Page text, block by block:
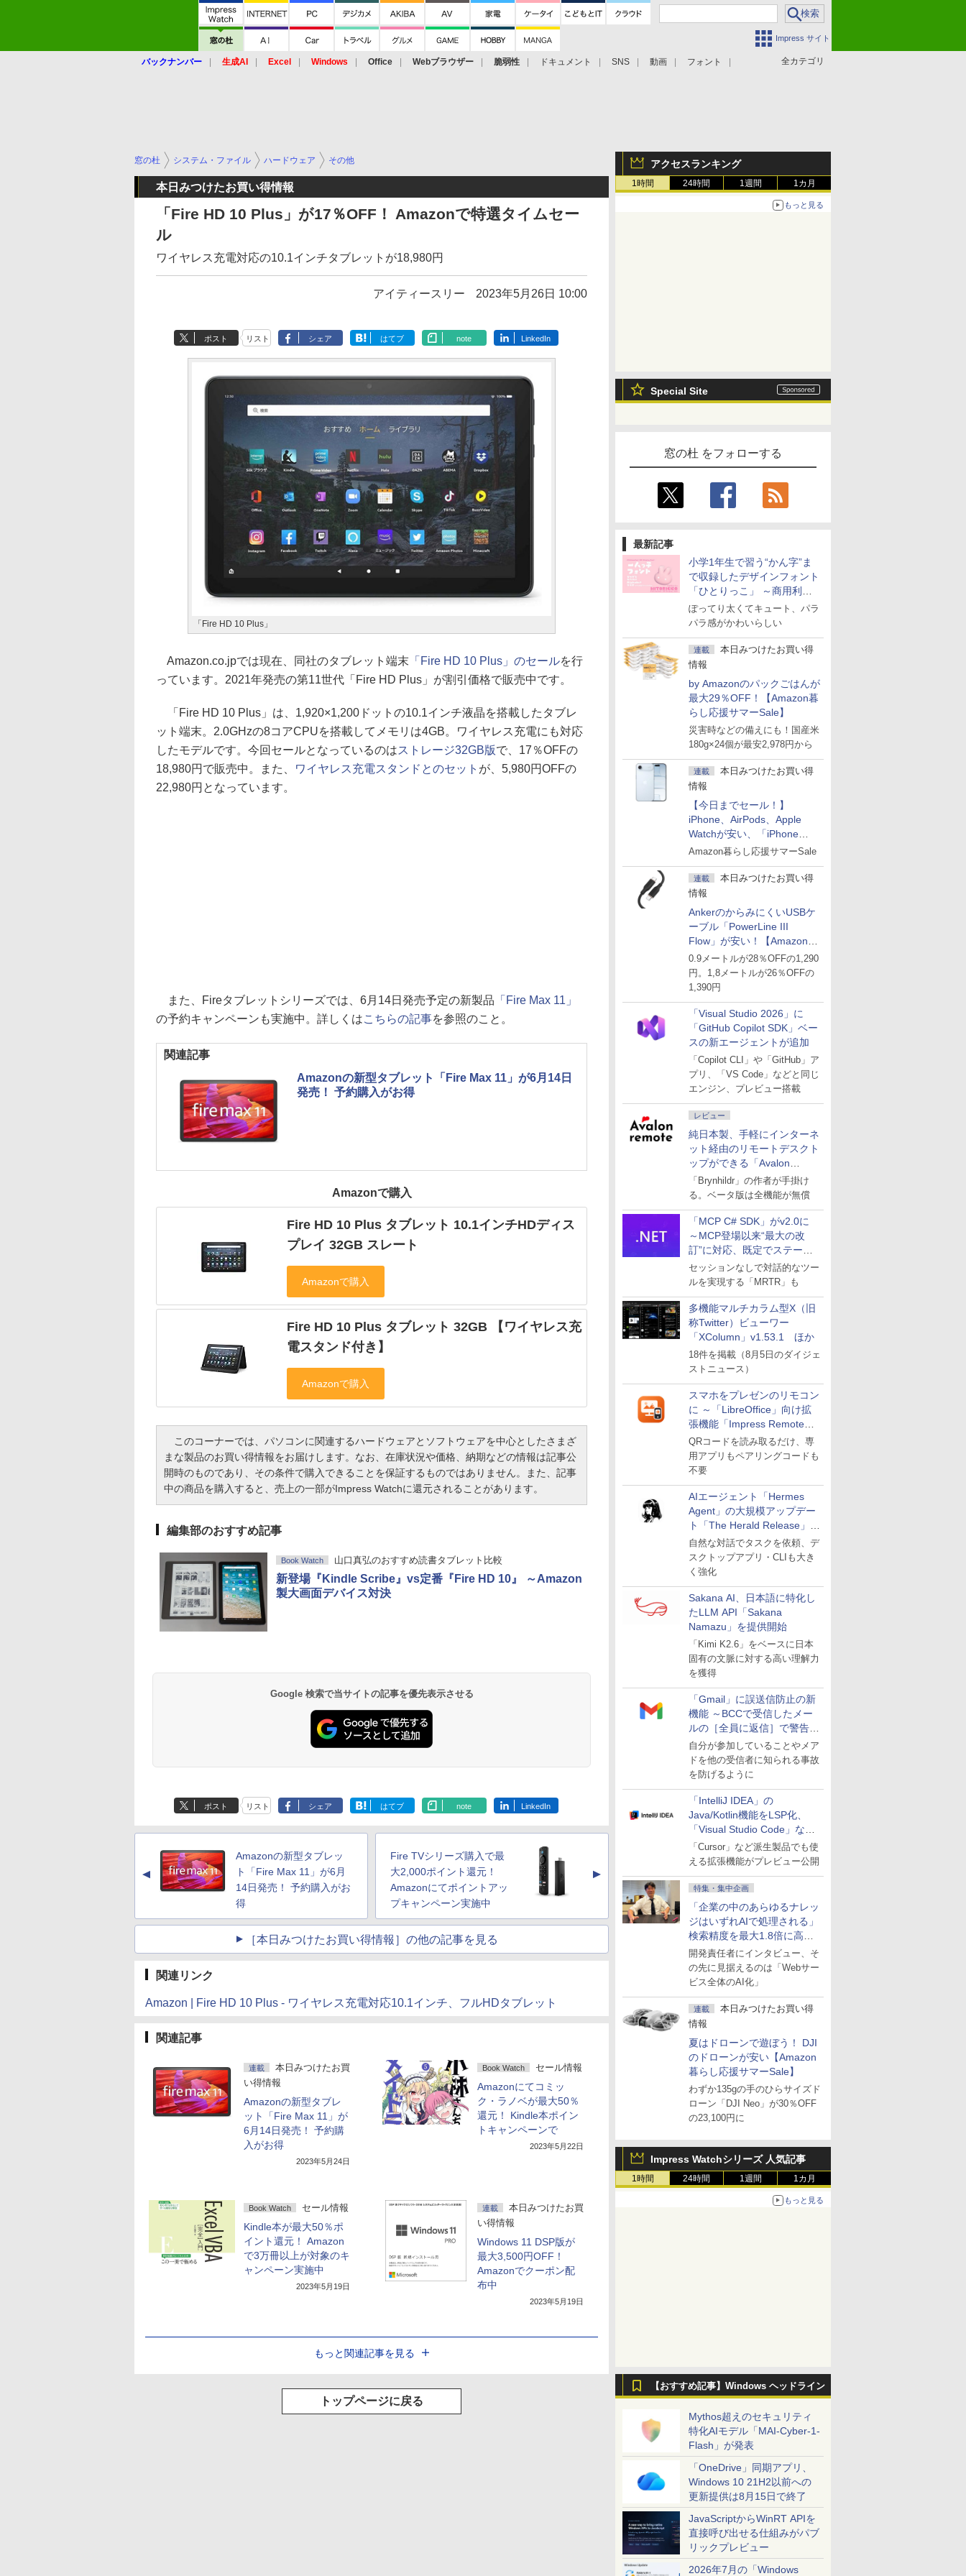
Impress サイト
全カテゴリ
バックナンバー 生成AI Excel Windows Office Webブラウザー 脆弱性 ドキュメント SNS 動画 フォント
アクセスランキング
1時間 24時間 1週間 1カ月
もっと見る
Special Site
窓の杜 をフォローする
最新記事
小学1年生で習う“かん字”ま
で収録したデザインフォント
「ひとりっこ」 ～商用利用
OK
ぽってり太くてキュート、パラ
パラ感がかわいらしい
連載
本日みつけたお買い得
情報
by Amazonのパックごはんが
最大29％OFF！【Amazon暮
らし応援サマーSale】
災害時などの備えにも！国産米
180g×24個が最安2,978円から
連載
本日みつけたお買い得
情報
【今日までセール！】
iPhone、AirPods、Apple
Watchが安い、「iPhone
Air」256GB版が139,800円な
Amazon暮らし応援サマーSale
連載
本日みつけたお買い得
情報
AnkerのからみにくいUSBケ
ーブル「PowerLine III
Flow」が安い！【Amazon暮
らし応援サマーSale】
0.9メートルが28％OFFの1,290
円。1,8メートルが26％OFFの
1,390円
「Visual Studio 2026」に
「GitHub Copilot SDK」ベー
スの新エージェントが追加
「Copilot CLI」や「GitHub」ア
プリ、「VS Code」などと同じ
エンジン、プレビュー搭載
レビュー
純日本製、手軽にインターネ
ット経由のリモートデスクト
ップができる「Avalon
remote」
「Brynhildr」の作者が手掛け
る。ベータ版は全機能が無償
「MCP C# SDK」がv2.0に
～MCP登場以来“最大の改
訂”に対応、既定でステート
レスへ
セッションなしで対話的なツー
ルを実現する「MRTR」も
多機能マルチカラム型X（旧
称Twitter）ビューワー
「XColumn」v1.53.1 ほか
18件を掲載（8月5日のダイジェ
ストニュース）
スマホをプレゼンのリモコン
に ～「LibreOffice」向け拡
張機能「Impress Remote」
が公開
QRコードを読み取るだけ、専
用アプリもペアリングコードも
不要
AIエージェント「Hermes
Agent」の大規模アップデー
ト「The Herald Release」が
公開
自然な対話でタスクを依頼、デ
スクトップアプリ・CLIも大き
く強化
Sakana AI、日本語に特化し
たLLM API「Sakana
Namazu」を提供開始
「Kimi K2.6」をベースに日本
固有の文脈に対する高い理解力
を獲得
「Gmail」に誤送信防止の新
機能 ～BCCで受信したメー
ルの［全員に返信］で警告を
表示
自分が参加していることやメア
ドを他の受信者に知られる事故
を防げるように
「IntelliJ IDEA」の
Java/Kotlin機能をLSP化、
「Visual Studio Code」など
にも開放
「Cursor」など派生製品でも使
える拡張機能がプレビュー公開
特集・集中企画
「企業の中のあらゆるナレッ
ジはいずれAIで処理される」
検索精度を最大1.8倍に高め
た「GMO AI RAG」は無償の
OSS版で「1社1RAG」を目
指す
開発責任者にインタビュー、そ
の先に見据えるのは「Webサー
ビス全体のAI化」
連載
本日みつけたお買い得
情報
夏はドローンで遊ぼう！ DJI
のドローンが安い【Amazon
暮らし応援サマーSale】
わずか135gの手のひらサイズド
ローン「DJI Neo」が30％OFF
の23,100円に
Impress Watchシリーズ 人気記事
1時間 24時間 1週間 1カ月
もっと見る
【おすすめ記事】Windows ヘッドライン
Mythos超えのセキュリティ
特化AIモデル「MAI-Cyber-1-
Flash」が発表
「OneDrive」同期アプリ、
Windows 10 21H2以前への
更新提供は8月15日で終了
JavaScriptからWinRT APIを
直接呼び出せる仕組みがパブ
リックプレビュー
2026年7月の「Windows
窓の杜 システム・ファイル ハードウェア その他
本日みつけたお買い得情報
「Fire HD 10 Plus」が17％OFF！ Amazonで特選タイムセー
ル
ワイヤレス充電対応の10.1インチタブレットが18,980円
アイティースリー 2023年5月26日 10:00
ポスト リスト シェア はてブ note LinkedIn
「Fire HD 10 Plus」
Amazon.co.jpでは現在、同社のタブレット端末 「Fire HD 10 Plus」のセールを行
っています。2021年発売の第11世代「Fire HD Plus」が割引価格で販売中です。
「Fire HD 10 Plus」は、1,920×1,200ドットの10.1インチ液晶を搭載したタブレ
ット端末。2.0GHzの8コアCPUを搭載してメモリは4GB。ワイヤレス充電にも対応
したモデルです。今回セールとなっているのはストレージ32GB版で、17％OFFの
18,980円で販売中。また、
ワイヤレス充電スタンドとのセット が、5,980円OFFの
22,980円となっています。
また、Fireタブレットシリーズでは、6月14日発売予定の新製品 「Fire Max 11」
の予約キャンペーンも実施中。詳しくはこちらの記事を参照のこと。
関連記事
Amazonの新型タブレット「Fire Max 11」が6月14日
発売！ 予約購入がお得
Amazonで購入
Fire HD 10 Plus タブレット 10.1インチHDディス
プレイ 32GB スレート
Fire HD 10 Plus タブレット 32GB 【ワイヤレス充
電スタンド付き】
このコーナーでは、パソコンに関連するハードウェアとソフトウェアを中心としたさまざ
まな製品のお買い得情報をお届けします。なお、在庫状況や価格、納期などの情報は記事公
開時のものであり、その条件で購入できることを保証するものではありません。また、記事
中の商品を購入すると、売上の一部がImpress Watchに還元されることがあります。
編集部のおすすめ記事
Book Watch 山口真弘のおすすめ読書タブレット比較
新登場『Kindle Scribe』vs定番『Fire HD 10』 ～Amazon
製大画面デバイス対決
Google 検索で当サイトの記事を優先表示させる
ポスト リスト シェア はてブ note LinkedIn
▲
Amazonの新型タブレッ
ト「Fire Max 11」が6月
14日発売！ 予約購入がお
得
Fire TVシリーズ購入で最
大2,000ポイント還元！
Amazonにてポイントアッ
プキャンペーン実施中
▲
［本日みつけたお買い得情報］の他の記事を見る
関連リンク
Amazon | Fire HD 10 Plus - ワイヤレス充電対応10.1インチ、フルHDタブレット
関連記事
連載
本日みつけたお買
い得情報
Amazonの新型タブレ
ット「Fire Max 11」が
6月14日発売！ 予約購
入がお得
2023年5月24日
Book Watch セール情報
Amazonにてコミッ
ク・ラノベが最大50％
還元！ Kindle本ポイン
トキャンペーンで
2023年5月22日
Book Watch セール情報
Kindle本が最大50％ポ
イント還元！ Amazon
で3万冊以上が対象のキ
ャンペーン実施中
2023年5月19日
連載
本日みつけたお買
い得情報
Windows 11 DSP版が
最大3,500円OFF！
Amazonでクーポン配
布中
2023年5月19日
もっと関連記事を見る
トップページに戻る